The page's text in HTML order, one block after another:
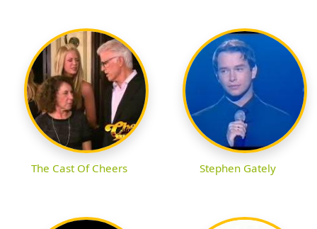
The Cast Of Cheers Stephen Gately